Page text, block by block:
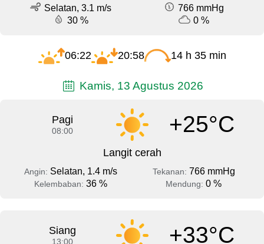
Selatan, 3.1 m/s
766 mmHg
30 %
0 %
06:22 20:58 14 h 35 min
Kamis, 13 Agustus 2026
Pagi
08:00 +25°C
Langit cerah
Angin: Selatan, 1.4 m/s Tekanan: 766 mmHg
Kelembaban: 36 % Mendung: 0 %
Siang
13:00 +33°C